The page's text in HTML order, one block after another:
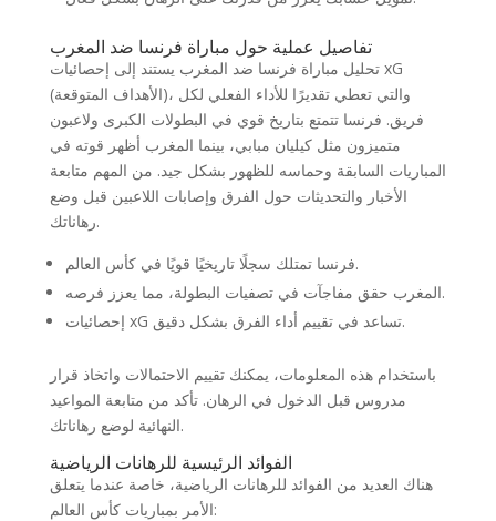
تفاصيل عملية حول مباراة فرنسا ضد المغرب
تحليل مباراة فرنسا ضد المغرب يستند إلى إحصائيات xG
(الأهداف المتوقعة)، والتي تعطي تقديرًا للأداء الفعلي لكل
فريق. فرنسا تتمتع بتاريخ قوي في البطولات الكبرى ولاعبون
متميزون مثل كيليان مبابي، بينما المغرب أظهر قوته في
المباريات السابقة وحماسه للظهور بشكل جيد. من المهم متابعة
الأخبار والتحديثات حول الفرق وإصابات اللاعبين قبل وضع
رهاناتك.
فرنسا تمتلك سجلًا تاريخيًا قويًا في كأس العالم.
المغرب حقق مفاجآت في تصفيات البطولة، مما يعزز فرصه.
إحصائيات xG تساعد في تقييم أداء الفرق بشكل دقيق.
باستخدام هذه المعلومات، يمكنك تقييم الاحتمالات واتخاذ قرار
مدروس قبل الدخول في الرهان. تأكد من متابعة المواعيد
النهائية لوضع رهاناتك.
الفوائد الرئيسية للرهانات الرياضية
هناك العديد من الفوائد للرهانات الرياضية، خاصة عندما يتعلق
الأمر بمباريات كأس العالم: